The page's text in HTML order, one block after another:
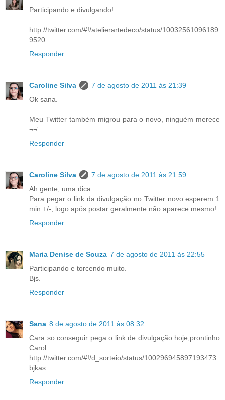
Participando e divulgando!
http://twitter.com/#!/atelierartedeco/status/10032561096189
9520
Responder
Caroline Silva
7 de agosto de 2011 às 21:39
Ok sana.
Meu Twitter também migrou para o novo, ninguém merece
¬¬'
Responder
Caroline Silva
7 de agosto de 2011 às 21:59
Ah gente, uma dica:
Para pegar o link da divulgação no Twitter novo esperem 1
min +/-, logo após postar geralmente não aparece mesmo!
Responder
Maria Denise de Souza 7 de agosto de 2011 às 22:55
Participando e torcendo muito.
Bjs.
Responder
Sana 8 de agosto de 2011 às 08:32
Cara so conseguir pega o link de divulgação hoje,prontinho
Carol
http://twitter.com/#!/d_sorteio/status/100296945897193473
bjkas
Responder